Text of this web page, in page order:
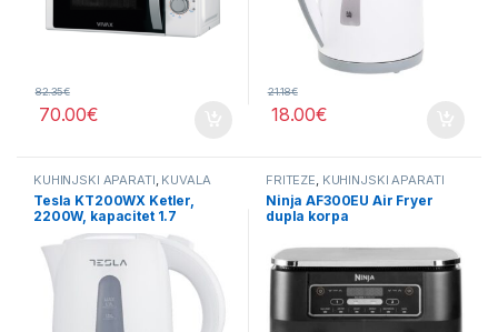
82.35€
70.00€
21.18€
18.00€
KUHINJSKI APARATI, KUVALA
Tesla KT200WX Ketler,
2200W, kapacitet 1.7
FRITEZE, KUHINJSKI APARATI
Ninja AF300EU Air Fryer
dupla korpa